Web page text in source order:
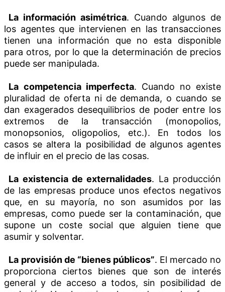
La información asimétrica. Cuando algunos de
los agentes que intervienen en las transacciones
tienen una información que no esta disponible
para otros, por lo que la determinación de precios
puede ser manipulada.
La competencia imperfecta. Cuando no existe
pluralidad de oferta ni de demanda, o cuando se
dan exagerados desequilibrios de poder entre los
extremos de la transacción (monopolios,
monopsonios, oligopolios, etc.). En todos los
casos se altera la posibilidad de algunos agentes
de influir en el precio de las cosas.
La existencia de externalidades. La producción
de las empresas produce unos efectos negativos
que, en su mayoría, no son asumidos por las
empresas, como puede ser la contaminación, que
supone un coste social que alguien tiene que
asumir y solventar.
La provisión de “bienes públicos”. El mercado no
proporciona ciertos bienes que son de interés
general y de acceso a todos, sin posibilidad de